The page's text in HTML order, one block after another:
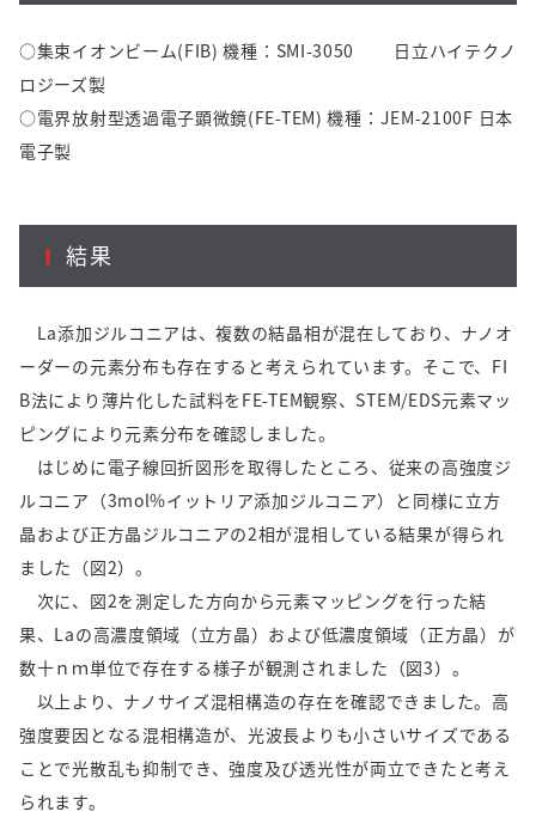
○集束イオンビーム(FIB) 機種：SMI-3050 日立ハイテクノ
ロジーズ製
○電界放射型透過電子顕微鏡(FE-TEM) 機種：JEM-2100F 日本
電子製
結果
La添加ジルコニアは、複数の結晶相が混在しており、ナノオ
ーダーの元素分布も存在すると考えられています。そこで、FI
B法により薄片化した試料をFE-TEM観察、STEM/EDS元素マッ
ピングにより元素分布を確認しました。
はじめに電子線回折図形を取得したところ、従来の高強度ジ
ルコニア（3mol%イットリア添加ジルコニア）と同様に立方
晶および正方晶ジルコニアの2相が混相している結果が得られ
ました（図2）。
次に、図2を測定した方向から元素マッピングを行った結
果、Laの高濃度領域（立方晶）および低濃度領域（正方晶）が
数十ｎｍ単位で存在する様子が観測されました（図3）。
以上より、ナノサイズ混相構造の存在を確認できました。高
強度要因となる混相構造が、光波長よりも小さいサイズである
ことで光散乱も抑制でき、強度及び透光性が両立できたと考え
られます。